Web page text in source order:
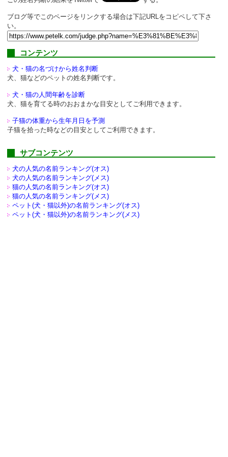
ブログ等でこのページをリンクする場合は下記URLをコピペして下さ
い。
コンテンツ
犬・猫の名づけから姓名判断
犬、猫などのペットの姓名判断です。
犬・猫の人間年齢を診断
犬、猫を育てる時のおおまかな目安としてご利用できます。
子猫の体重から生年月日を予測
子猫を拾った時などの目安としてご利用できます。
サブコンテンツ
犬の人気の名前ランキング(オス)
犬の人気の名前ランキング(メス)
猫の人気の名前ランキング(オス)
猫の人気の名前ランキング(メス)
ペット(犬・猫以外)の名前ランキング(オス)
ペット(犬・猫以外)の名前ランキング(メス)